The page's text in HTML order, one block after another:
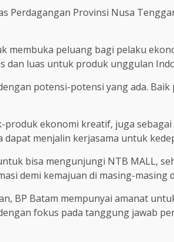
Perdagangan Provinsi Nusa
membuka peluang bagi pelaku
dan luas untuk produk unggulan
potensi-potensi yang ada. Baik
ekonomi kreatif, juga sebagai
menjalin kerjasama untuk
bisa mengunjungi NTB MALL,
demi kemajuan di masing-masing
BP Batam mempunyai amanat
fokus pada tanggung jawab